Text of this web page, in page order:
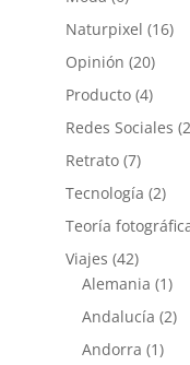
Naturpixel (16)
Opinión (20)
Producto(4)
Redes Sociales
Retrato(7)
Tecnología (2)
Teoría
Viajes (42)
Alemania (1)
Andalucía (2)
Andorra (1)